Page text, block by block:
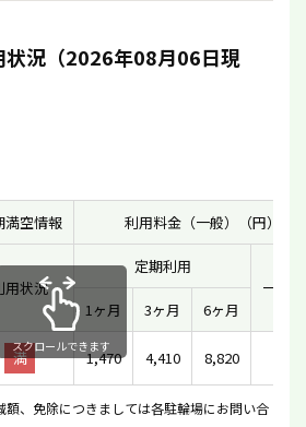
状況（2026年08月06日現
満空情報 利用料金（一般）（円）
用状況
定期利用
一時
1ヶ月
3ヶ月 6ヶ月
満 1,470 4,410 8,820
スクロールできます
額、免除につきましては各駐輪場にお問い合